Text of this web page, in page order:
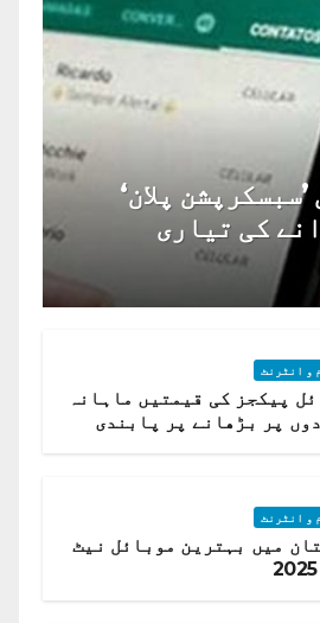
پلان‘
کی تیاری
و انٹرنٹ
پیکجز کی قیمتیں ماہانہ
پر بڑھانے پر پابندی
و انٹرنٹ
میں بہترین موبائل نیٹ